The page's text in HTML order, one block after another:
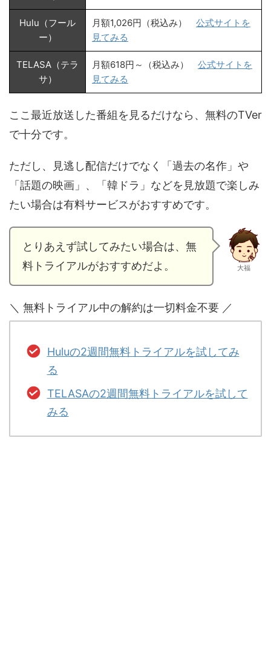
Hulu（フール
ー）
月額1,026円（税込み） 公式サイトを
見てみる
TELASA（テラ
サ）
月額618円～（税込み） 公式サイトを
見てみる
ここ最近放送した番組を見るだけなら、無料のTVer
で十分です。
ただし、見逃し配信だけでなく「過去の名作」や
「話題の映画」、「韓ドラ」などを見放題で楽しみ
たい場合は有料サービスがおすすめです。
とりあえず試してみたい場合は、無
料トライアルがおすすめだよ。
大福
＼ 無料トライアル中の解約は一切料金不要 ／
Huluの2週間無料トライアルを試してみ
る
TELASAの2週間無料トライアルを試して
みる